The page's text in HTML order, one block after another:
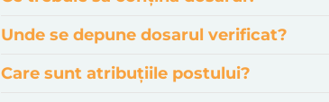
Unde se depune dosarul verificat?
Care sunt atribuțiile postului?